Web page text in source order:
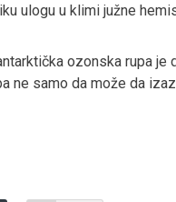
ulogu u klimi južne
ozonska rupa je
ne samo da može da